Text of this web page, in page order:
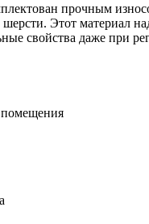
прочным
Этот материал
свойства даже при